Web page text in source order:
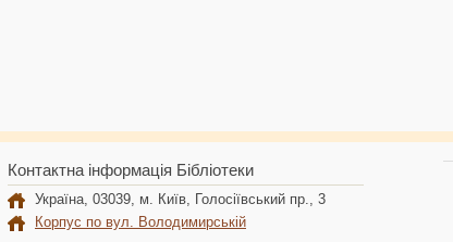
Контактна інформація Бібліотеки
Україна, 03039, м. Київ, Голосіївський пр., 3
Корпус по вул. Володимирській